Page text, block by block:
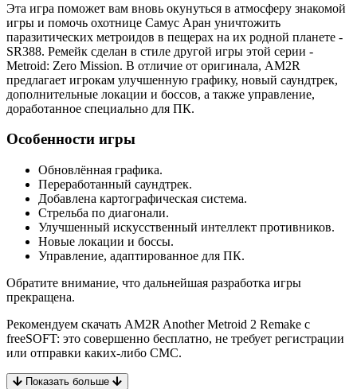
Эта игра поможет вам вновь окунуться в атмосферу знакомой
игры и помочь охотнице Самус Аран уничтожить
паразитических метроидов в пещерах на их родной планете -
SR388. Ремейк сделан в стиле другой игры этой серии -
Metroid: Zero Mission. В отличие от оригинала, AM2R
предлагает игрокам улучшенную графику, новый саундтрек,
дополнительные локации и боссов, а также управление,
доработанное специально для ПК.
Особенности игры
Обновлённая графика.
Переработанный саундтрек.
Добавлена картографическая система.
Стрельба по диагонали.
Улучшенный искусственный интеллект противников.
Новые локации и боссы.
Управление, адаптированное для ПК.
Обратите внимание, что дальнейшая разработка игры
прекращена.
Рекомендуем скачать AM2R Another Metroid 2 Remake с
freeSOFT: это совершенно бесплатно, не требует регистрации
или отправки каких-либо СМС.
Показать больше